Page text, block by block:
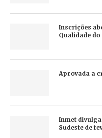
Inscrições
Qualidade do
Aprovada a
Inmet
Sudeste de